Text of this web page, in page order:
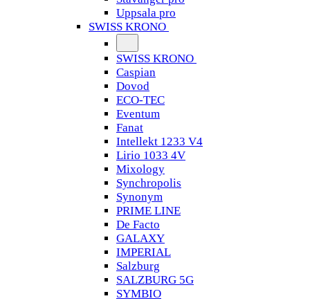
Uppsala pro
SWISS KRONO
SWISS KRONO
Caspian
Dovod
ECO-TEC
Eventum
Fanat
Intellekt 1233 V4
Lirio 1033 4V
Mixology
Synchropolis
Synonym
PRIME LINE
De Facto
GALAXY
IMPERIAL
Salzburg
SALZBURG 5G
SYMBIO